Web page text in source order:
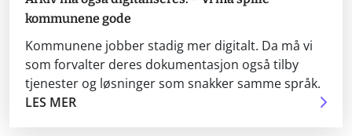
kommunene gode
Kommunene jobber stadig mer digitalt. Da må vi
som forvalter deres dokumentasjon også tilby
tjenester og løsninger som snakker samme språk.
LES MER